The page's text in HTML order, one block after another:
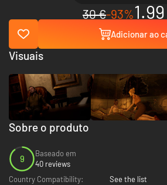
30 €-93%
Adicionar ao
Sobre o produto
9
Baseado em
40 reviews
Country Compatibility:
See the list
Visuais